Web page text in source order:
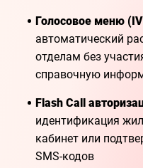
Голосовое меню
автоматический
отделам без
справочную
Flash Call
идентификация
кабинет или
SMS-кодов